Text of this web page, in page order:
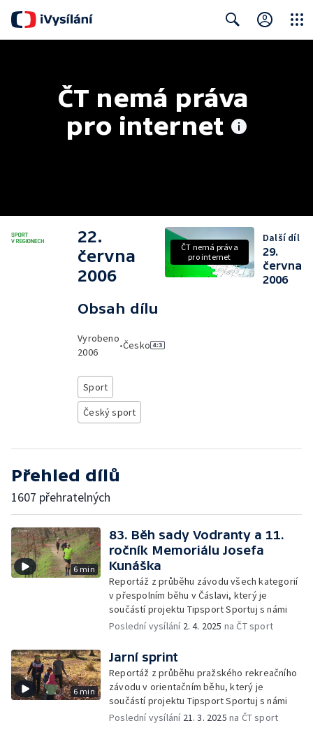
ČT nemá práva
pro internet
22.
června
2006
Obsah dílu
Vyrobeno
2006
•Česko
Sport
Český sport
ČT nemá práva
pro internet
Další díl
29.
června
2006
Přehled dílů
1607 přehratelných
6 min
83. Běh sady Vodranty a 11.
ročník Memoriálu Josefa
Kunáška
Reportáž z průběhu závodu všech kategorií
v přespolním běhu v Čáslavi, který je
součástí projektu Tipsport Sportuj s námi
Poslední vysílání 2. 4. 2025 na ČT sport
6 min
Jarní sprint
Reportáž z průběhu pražského rekreačního
závodu v orientačním běhu, který je
součástí projektu Tipsport Sportuj s námi
Poslední vysílání 21. 3. 2025 na ČT sport